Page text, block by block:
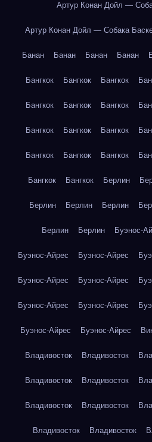
Артур Конан Дойл —
Артур Конан Дойл — Собака
Банан Банан Банан Банан
Бангкок Бангкок Бангкок
Бангкок Бангкок Бангкок
Бангкок Бангкок Бангкок
Бангкок Бангкок Бангкок
Бангкок Бангкок Берлин
Берлин Берлин Берлин
Берлин Берлин Буэнос-
Буэнос-Айрес Буэнос-Айрес
Буэнос-Айрес Буэнос-Айрес
Буэнос-Айрес Буэнос-Айрес
Буэнос-Айрес Буэнос-Айрес
Владивосток Владивосток
Владивосток Владивосток
Владивосток Владивосток
Владивосток Владивосток